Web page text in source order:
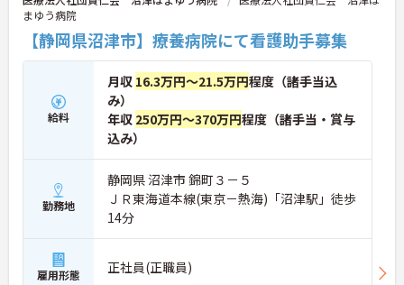
まゆう病院
【静岡県沼津市】療養病院にて看護助手募集
給料
月収 16.3万円～21.5万円程度（諸手当込
み）
年収 250万円～370万円程度（諸手当・賞与
込み）
勤務地
静岡県 沼津市 錦町３－５
ＪＲ東海道本線(東京－熱海)「沼津駅」徒歩
14分
雇用形態 正社員(正職員)